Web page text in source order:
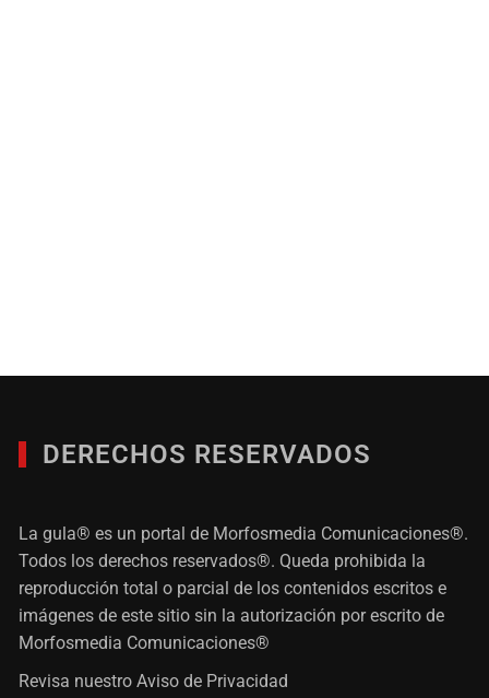
DERECHOS RESERVADOS
La gula® es un portal de Morfosmedia Comunicaciones®.
Todos los derechos reservados®. Queda prohibida la
reproducción total o parcial de los contenidos escritos e
imágenes de este sitio sin la autorización por escrito de
Morfosmedia Comunicaciones®
Revisa nuestroAviso de Privacidad